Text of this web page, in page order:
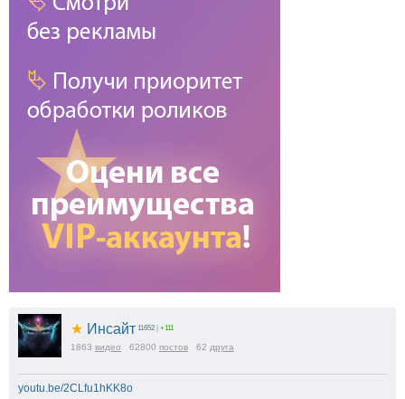
★ Инсайт 11652 +111
1863 видео 62800 постов 62 друга
youtu.be/2CLfu1hKK8o